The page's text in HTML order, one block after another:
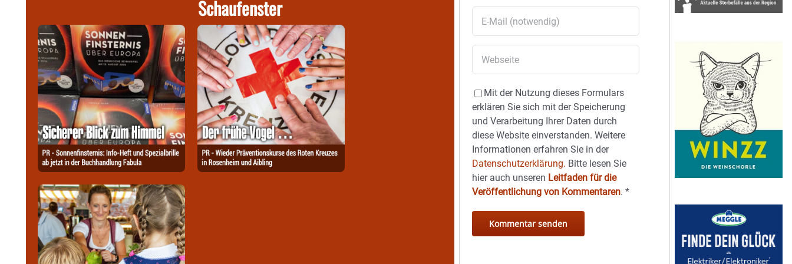
Schaufenster
Mit der Nutzung dieses Formulars
erklären Sie sich mit der Speicherung
und Verarbeitung Ihrer Daten durch
diese Website einverstanden. Weitere
Informationen erfahren Sie in der
Datenschutzerklärung. Bitte lesen Sie
hier auch unseren Leitfaden für die
Veröffentlichung von Kommentaren.*